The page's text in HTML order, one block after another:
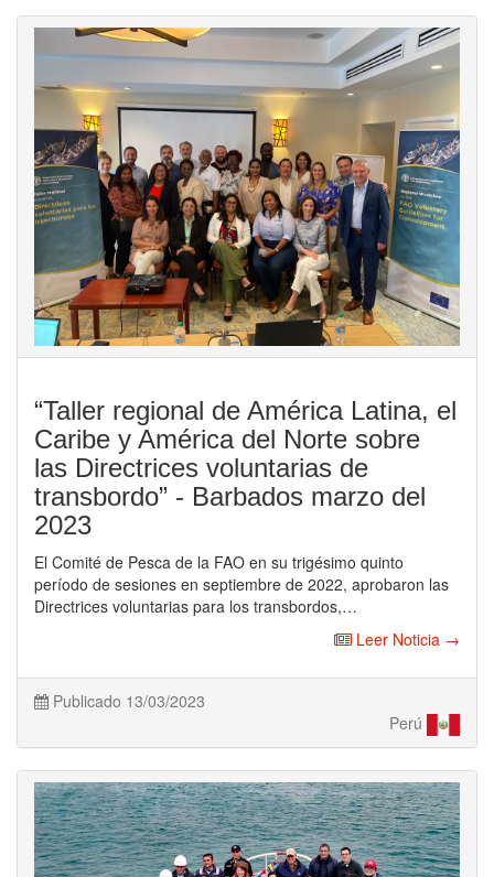
“Taller regional de América Latina, el
Caribe y América del Norte sobre
las Directrices voluntarias de
transbordo” - Barbados marzo del
2023
El Comité de Pesca de la FAO en su trigésimo quinto
período de sesiones en septiembre de 2022, aprobaron las
Directrices voluntarias para los transbordos,…
Leer Noticia →
Publicado 13/03/2023
Perú